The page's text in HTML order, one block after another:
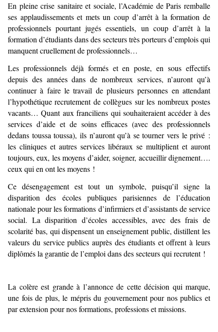
En pleine crise sanitaire et sociale, l’Académie de Paris remballe
ses applaudissements et mets un coup d’arrêt à la formation de
professionnels pourtant jugés essentiels, un coup d’arrêt à la
formation d’étudiants dans des secteurs très porteurs d’emplois qui
manquent cruellement de professionnels…
Les professionnels déjà formés et en poste, en sous effectifs
depuis des années dans de nombreux services, n’auront qu’à
continuer à faire le travail de plusieurs personnes en attendant
l’hypothétique recrutement de collègues sur les nombreux postes
vacants… Quant aux franciliens qui souhaiteraient accéder à des
services d’aide et de soins efficaces (avec des professionnels
dedans toussa toussa), ils n’auront qu’à se tourner vers le privé :
les cliniques et autres services libéraux se multiplient et auront
toujours, eux, les moyens d’aider, soigner, accueillir dignement….
ceux qui en ont les moyens !
Ce désengagement est tout un symbole, puisqu’il signe la
disparition des écoles publiques parisiennes de l’éducation
nationale pour les formations d’infirmiers et d’assistants de service
social. La disparition d’écoles accessibles, avec des frais de
scolarité bas, qui dispensent un enseignement public, distillent les
valeurs du service publics auprès des étudiants et offrent à leurs
diplômés la garantie de l’emploi dans des secteurs qui recrutent !
La colère est grande à l’annonce de cette décision qui marque,
une fois de plus, le mépris du gouvernement pour nos publics et
par extension pour nos formations, professions et missions.